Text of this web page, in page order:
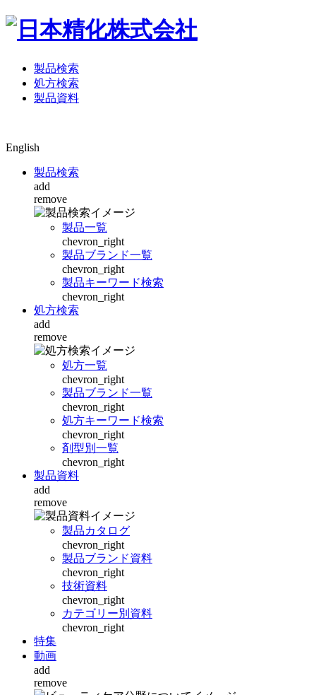
製品検索
処方検索
製品資料
English
製品検索
add
remove
製品一覧
chevron_right
製品ブランド一覧
chevron_right
製品キーワード検索
chevron_right
処方検索
add
remove
処方一覧
chevron_right
製品ブランド一覧
chevron_right
処方キーワード検索
chevron_right
剤型別一覧
chevron_right
製品資料
add
remove
製品カタログ
chevron_right
製品ブランド資料
chevron_right
技術資料
chevron_right
カテゴリー別資料
chevron_right
特集
動画
add
remove